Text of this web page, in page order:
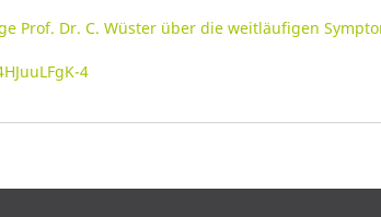
Prof. Dr. C. Wüster über die weitläufigen
4